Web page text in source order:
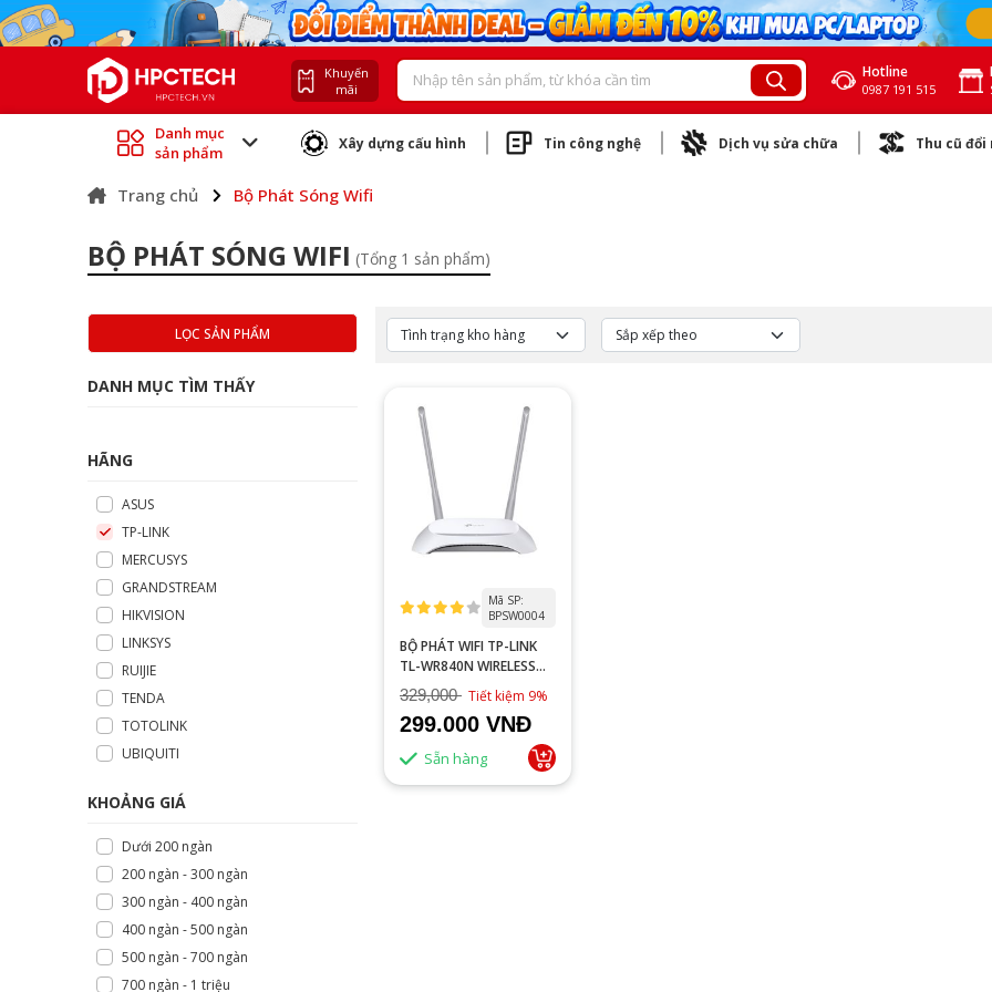
Khuyến
mãi
Hotline
0987 191 515
Danh mục
sản phẩm
Xây dựng cấu hình Tin công nghệ Dịch vụ sửa chữa Thu cũ đổi
Trang chủ Bộ Phát Sóng Wifi
BỘ PHÁT SÓNG WIFI (Tổng 1 sản phẩm)
LỌC SẢN PHẨM
DANH MỤC TÌM THẤY
HÃNG
ASUS
TP-LINK
MERCUSYS
GRANDSTREAM
HIKVISION
LINKSYS
RUIJIE
TENDA
TOTOLINK
UBIQUITI
KHOẢNG GIÁ
Dưới 200 ngàn
200 ngàn - 300 ngàn
300 ngàn - 400 ngàn
400 ngàn - 500 ngàn
500 ngàn - 700 ngàn
700 ngàn - 1 triệu
Mã SP:
BPSW0004
BỘ PHÁT WIFI TP-LINK
TL-WR840N WIRELESS
N300MBPS
329,000 Tiết kiệm 9%
299.000 VNĐ
Sẵn hàng